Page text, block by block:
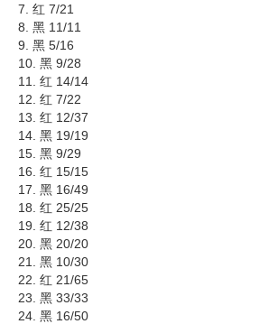
7. 红 7/21
8. 黑 11/11
9. 黑 5/16
10. 黑 9/28
11. 红 14/14
12. 红 7/22
13. 红 12/37
14. 黑 19/19
15. 黑 9/29
16. 红 15/15
17. 黑 16/49
18. 红 25/25
19. 红 12/38
20. 黑 20/20
21. 黑 10/30
22. 红 21/65
23. 黑 33/33
24. 黑 16/50